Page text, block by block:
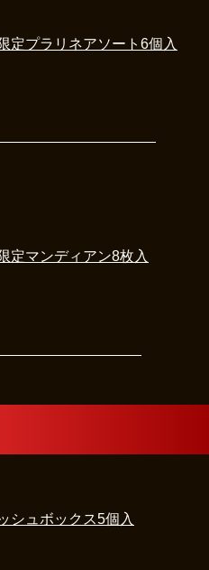
定プラリネアソート6個入
定マンディアン8枚入
シュボックス5個入